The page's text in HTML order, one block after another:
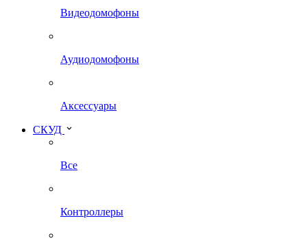
Видеодомофоны
Аудиодомофоны
Аксессуары
СКУД
Все
Контроллеры